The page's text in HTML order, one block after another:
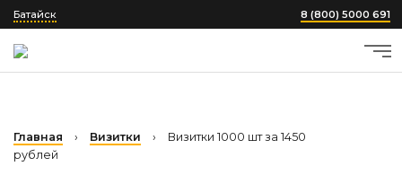
Батайск 8 (800) 5000 691
Главная › Визитки ›
Визитки 1000 шт за 1450
рублей